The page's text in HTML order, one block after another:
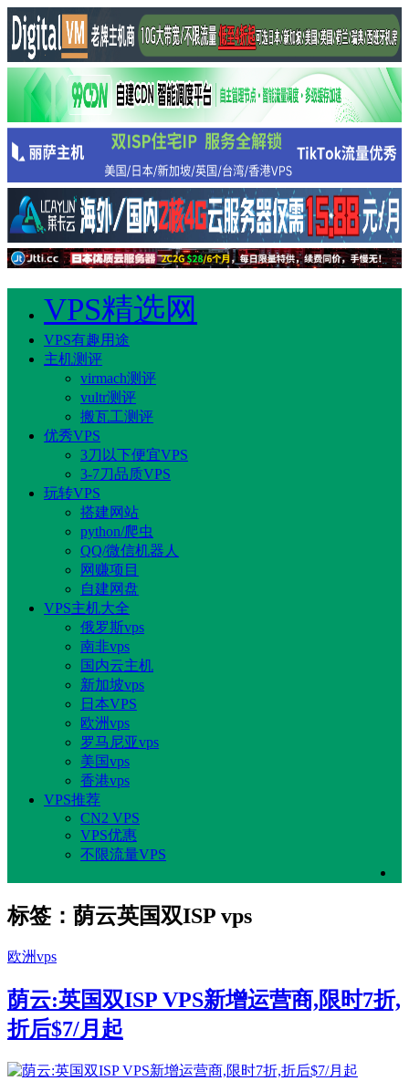
VPS精选网
VPS有趣用途
主机测评
virmach测评
vultr测评
搬瓦工测评
优秀VPS
3刀以下便宜VPS
3-7刀品质VPS
玩转VPS
搭建网站
python/爬虫
QQ/微信机器人
网赚项目
自建网盘
VPS主机大全
俄罗斯vps
南非vps
国内云主机
新加坡vps
日本VPS
欧洲vps
罗马尼亚vps
美国vps
香港vps
VPS推荐
CN2 VPS
VPS优惠
不限流量VPS
标签：荫云英国双ISP vps
欧洲vps
荫云:英国双ISP VPS新增运营商,限时7折,
折后$7/月起